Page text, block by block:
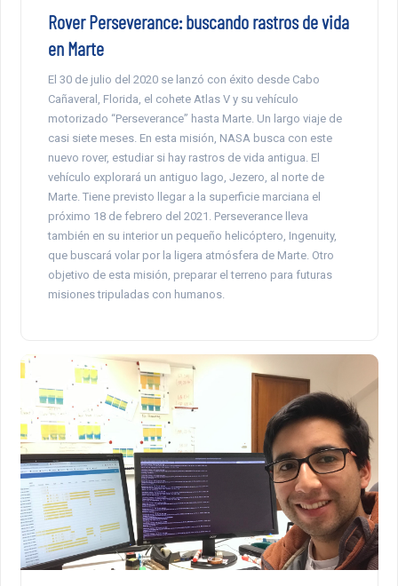
Rover Perseverance: buscando rastros de vida
en Marte
El 30 de julio del 2020 se lanzó con éxito desde Cabo
Cañaveral, Florida, el cohete Atlas V y su vehículo
motorizado “Perseverance” hasta Marte. Un largo viaje de
casi siete meses. En esta misión, NASA busca con este
nuevo rover, estudiar si hay rastros de vida antigua. El
vehículo explorará un antiguo lago, Jezero, al norte de
Marte. Tiene previsto llegar a la superficie marciana el
próximo 18 de febrero del 2021. Perseverance lleva
también en su interior un pequeño helicóptero, Ingenuity,
que buscará volar por la ligera atmósfera de Marte. Otro
objetivo de esta misión, preparar el terreno para futuras
misiones tripuladas con humanos.